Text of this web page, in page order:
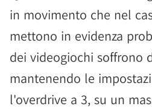
in movimento che nel
mettono in evidenza
dei videogiochi soffrono
mantenendo le
l'overdrive a 3, su un